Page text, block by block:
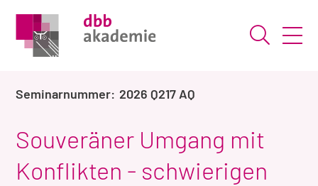
Suche
2026 Q217 AQ
Souveräner Umgang mit
Konflikten - schwierigen